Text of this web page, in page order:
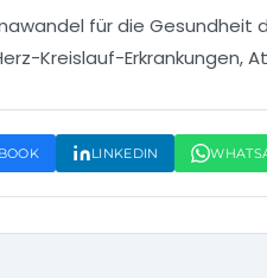
für die Gesundheit
Kreislauf-
LINKEDIN